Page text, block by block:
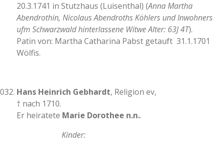
20.3.1741 in Stutzhaus (Luisenthal) (Anna Martha
Abendrothin, Nicolaus Abendroths Köhlers und Inwohners
ufm Schwarzwald hinterlassene Witwe Alter: 63J 4T).
Patin von: Martha Catharina Pabst getauft 31.1.1701
Wölfis.
Hans Heinrich Gebhardt, Religion ev,
† nach 1710.
Er heiratete Marie Dorothee n.n..
Kinder: